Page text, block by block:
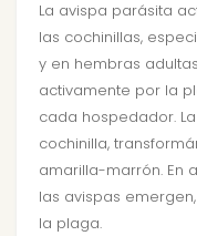
La avispa parásita
las cochinillas,
y en hembras
activamente por la
cada hospedador.
cochinilla,
amarilla-marrón. En
las avispas
la plaga.